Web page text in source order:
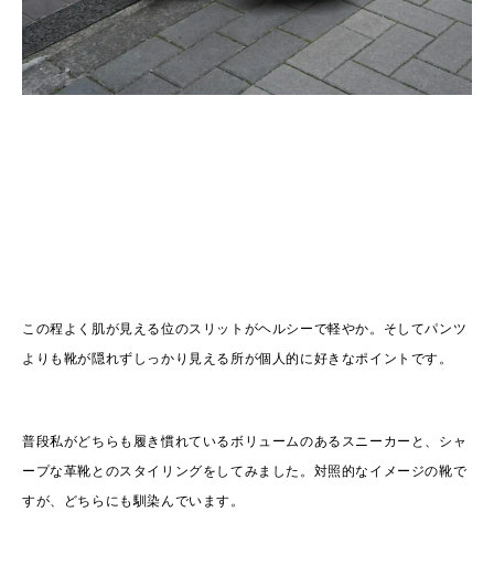
この程よく肌が見える位のスリットがヘルシーで軽やか。そしてパンツ
よりも靴が隠れずしっかり見える所が個人的に好きなポイントです。
普段私がどちらも履き慣れているボリュームのあるスニーカーと、シャ
ープな革靴とのスタイリングをしてみました。対照的なイメージの靴で
すが、どちらにも馴染んでいます。